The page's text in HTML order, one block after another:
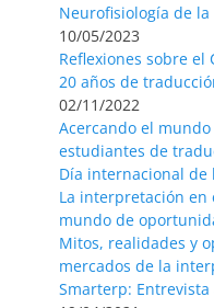
Neurofisiología de
10/05/2023
Reflexiones sobre el
20 años de
02/11/2022
Acercando el
estudiantes de
Día internacional
La interpretación
mundo de
Mitos, realidades y
mercados de la
Smarterp: Entrevista